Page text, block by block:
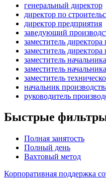
генеральный директор
директор по
директор предприятия
заведующий
заместитель директора
заместитель
заместитель
заместитель
заместитель
начальник
руководитель
Быстрые
Полная занятость
Полный день
Вахтовый метод
Корпоративная поддержка